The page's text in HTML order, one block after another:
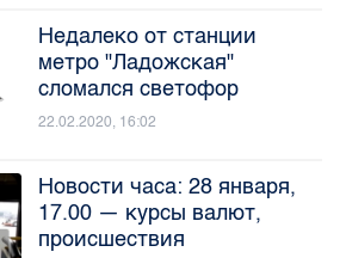
Недалеко от станции
метро "Ладожская"
сломался светофор
22.02.2020, 16:02
Новости часа: 28 января,
17.00 — курсы валют,
происшествия